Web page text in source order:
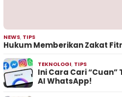
NEWS, TIPS
Hukum Memberikan Zakat
TEKNOLOGI, TIPS
Ini Cara Cari
AI WhatsApp!